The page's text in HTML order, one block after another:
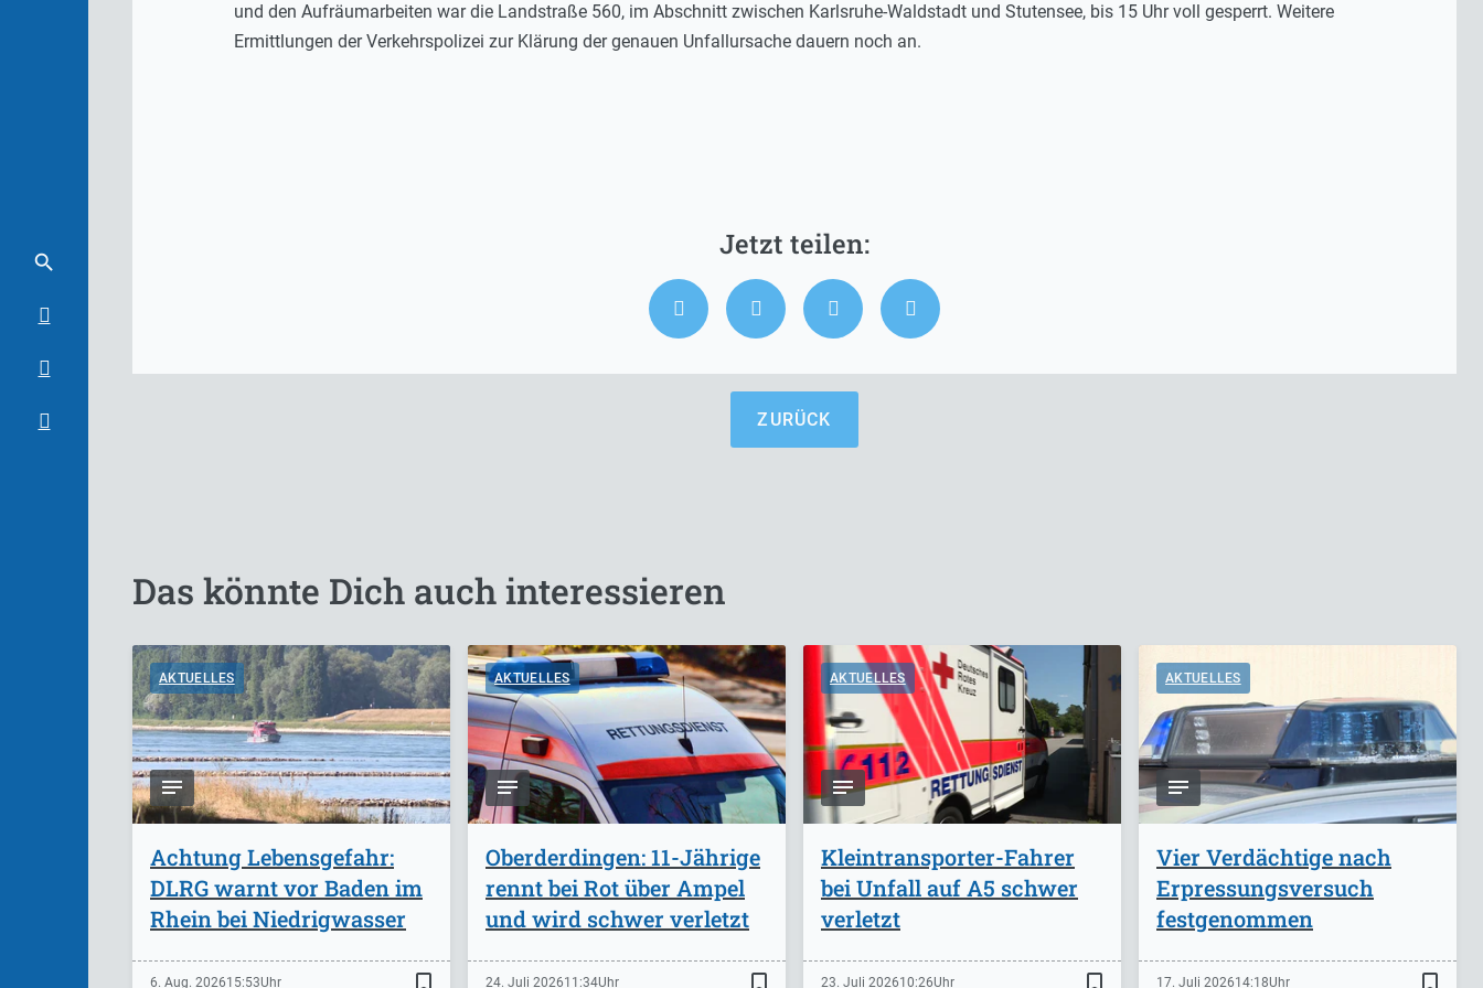
und den Aufräumarbeiten war die Landstraße 560, im Abschnitt zwischen Karlsruhe-Waldstadt und Stutensee, bis 15 Uhr voll gesperrt. Weitere
Ermittlungen der Verkehrspolizei zur Klärung der genauen Unfallursache dauern noch an.
ZURÜCK
Das könnte Dich auch interessieren
AKTUELLES
Achtung Lebensgefahr:
DLRG warnt vor Baden im
Rhein bei Niedrigwasser
6. Aug. 202615:53
AKTUELLES
Oberderdingen: 11-Jährige
rennt bei Rot über Ampel
und wird schwer verletzt
24. Juli 202611:34
AKTUELLES
Kleintransporter-Fahrer
bei Unfall auf A5 schwer
verletzt
23. Juli 202610:26
AKTUELLES
Vier Verdächtige nach
Erpressungsversuch
festgenommen
17. Juli 202614:18